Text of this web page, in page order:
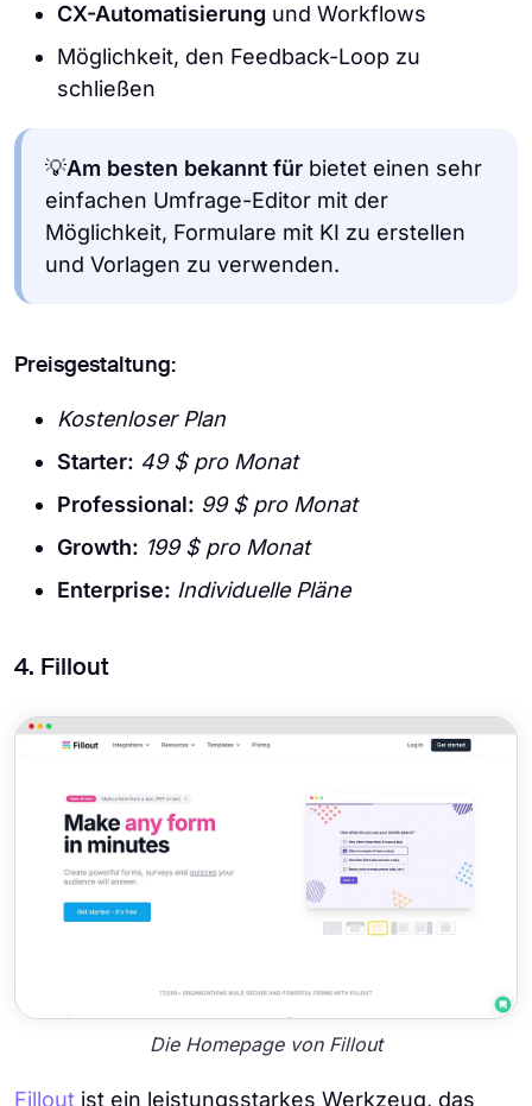
CX-Automatisierung und Workflows
Möglichkeit, den Feedback-Loop zu
schließen
💡Am besten bekannt für bietet einen sehr
einfachen Umfrage-Editor mit der
Möglichkeit, Formulare mit KI zu erstellen
und Vorlagen zu verwenden.
Preisgestaltung:
Kostenloser Plan
Starter: 49 $ pro Monat
Professional: 99 $ pro Monat
Growth: 199 $ pro Monat
Enterprise: Individuelle Pläne
4. Fillout
Die Homepage von Fillout
Fillout ist ein leistungsstarkes Werkzeug, das